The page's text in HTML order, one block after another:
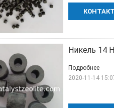
КОНТАКТ
Никель 14
Подробнее
2020-11-14